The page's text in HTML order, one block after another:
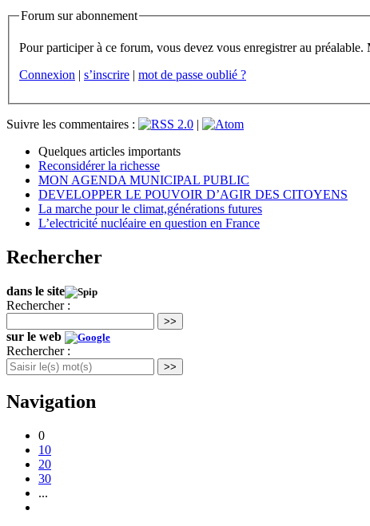
Forum sur abonnement
Connexion | s’inscrire | mot de passe oublié ?
Suivre les commentaires :
|
Quelques articles importants
Reconsidérer la richesse
MON AGENDA MUNICIPAL PUBLIC
DEVELOPPER LE POUVOIR D’AGIR DES CITOYENS
La marche pour le climat,générations futures
L’electricité nucléaire en question en France
Rechercher
dans le site
Rechercher :
>>
sur le web
Rechercher :
>>
Navigation
0
10
20
30
...